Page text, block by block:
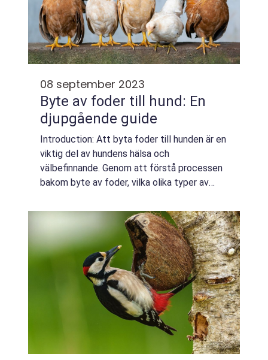
08 september 2023
Byte av foder till hund: En
djupgående guide
Introduction: Att byta foder till hunden är en
viktig del av hundens hälsa och
välbefinnande. Genom att förstå processen
bakom byte av foder, vilka olika typer av
fördelar och eventuella nackdelar som kan